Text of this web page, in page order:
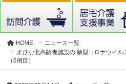
HOME
ニュース一覧
えびな北高齢者施設の 新型コロナウイ
（6例目）